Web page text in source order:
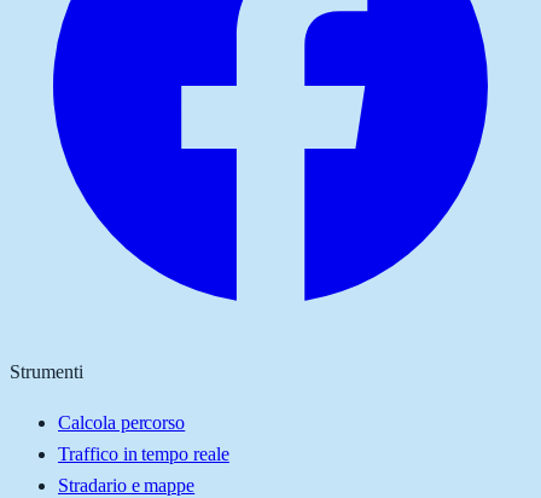
Strumenti
Calcola percorso
Traffico in tempo reale
Stradario e mappe